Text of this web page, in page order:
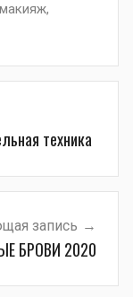
,
техника
запись
БРОВИ 2020